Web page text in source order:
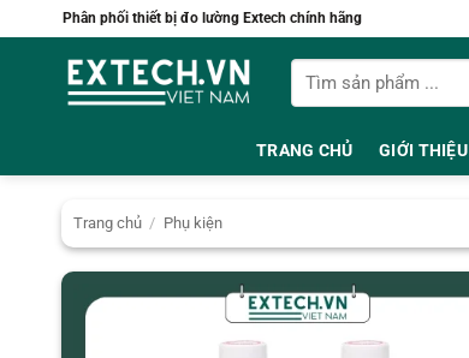
qua
Phân phối thiết bị đo lường Extech chính hãng
Tìm
kiếm:
TRANG CHỦ GIỚI THIỆU
Trang chủ / Phụ kiện